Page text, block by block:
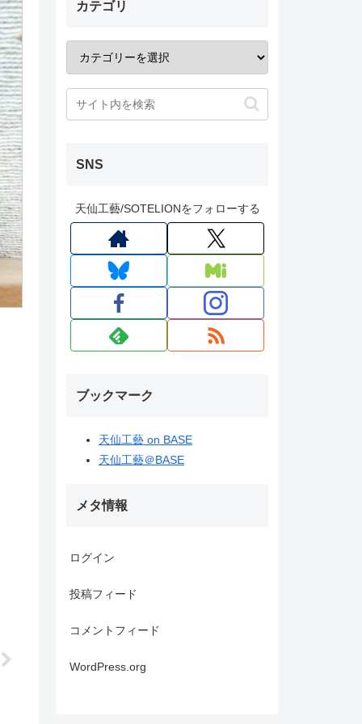
カテゴリ
SNS
天仙工藝/SOTELIONをフォローする
ブックマーク
天仙工藝 on BASE
天仙工藝＠BASE
メタ情報
ログイン
投稿フィード
コメントフィード
WordPress.org